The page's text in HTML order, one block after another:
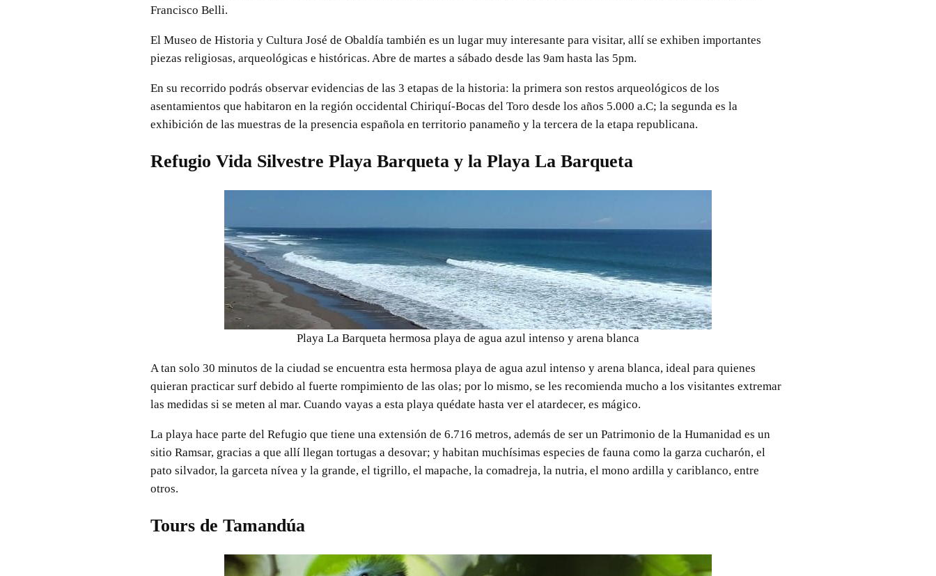
Francisco Belli.
El Museo de Historia y Cultura José de Obaldía también es un lugar muy interesante para visitar, allí se exhiben importantes
piezas religiosas, arqueológicas e históricas. Abre de martes a sábado desde las 9am hasta las 5pm.
En su recorrido podrás observar evidencias de las 3 etapas de la historia: la primera son restos arqueológicos de los
asentamientos que habitaron en la región occidental Chiriquí-Bocas del Toro desde los años 5.000 a.C; la segunda es la
exhibición de las muestras de la presencia española en territorio panameño y la tercera de la etapa republicana.
Refugio Vida Silvestre Playa Barqueta y la Playa La Barqueta
Playa La Barqueta hermosa playa de agua azul intenso y arena blanca
A tan solo 30 minutos de la ciudad se encuentra esta hermosa playa de agua azul intenso y arena blanca, ideal para quienes
quieran practicar surf debido al fuerte rompimiento de las olas; por lo mismo, se les recomienda mucho a los visitantes extremar
las medidas si se meten al mar. Cuando vayas a esta playa quédate hasta ver el atardecer, es mágico.
La playa hace parte del Refugio que tiene una extensión de 6.716 metros, además de ser un Patrimonio de la Humanidad es un
sitio Ramsar, gracias a que allí llegan tortugas a desovar; y habitan muchísimas especies de fauna como la garza cucharón, el
pato silvador, la garceta nívea y la grande, el tigrillo, el mapache, la comadreja, la nutria, el mono ardilla y cariblanco, entre
otros.
Tours de Tamandúa